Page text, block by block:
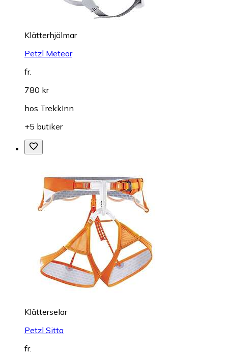
Klätterhjälmar
Petzl Meteor
fr.
780 kr
hos TrekkInn
+5 butiker
Klätterselar
Petzl Sitta
fr.